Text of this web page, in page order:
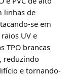
linhas de
se em
UV e
TPO brancas
reduzindo
e tornando-